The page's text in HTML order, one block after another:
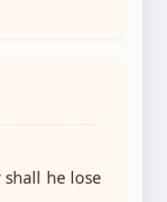
he lose